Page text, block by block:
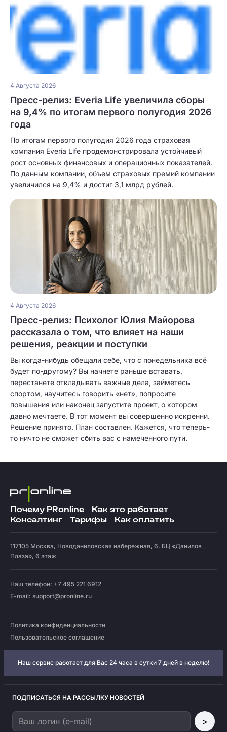
4 Августа 2026
Пресс-релиз: Everia Life увеличила сборы
на 9,4% по итогам первого полугодия 2026
года
По итогам первого полугодия 2026 года страховая
компания Everia Life продемонстрировала устойчивый
рост основных финансовых и операционных показателей.
По данным компании, объем страховых премий компании
увеличился на 9,4% и достиг 3,1 млрд рублей.
4 Августа 2026
Пресс-релиз: Психолог Юлия Майорова
рассказала о том, что влияет на наши
решения, реакции и поступки
Вы когда-нибудь обещали себе, что с понедельника всё
будет по-другому? Вы начнете раньше вставать,
перестанете откладывать важные дела, займетесь
спортом, научитесь говорить «нет», попросите
повышения или наконец запустите проект, о котором
давно мечтаете. В тот момент вы совершенно искренни.
Решение принято. План составлен. Кажется, что теперь-
то ничто не сможет сбить вас с намеченного пути.
Почему PRonline
Как это работает
Консалтинг
Тарифы Как оплатить
117105 Москва, Новоданиловская набережная, 6, БЦ «Данилов
Плаза», 6 этаж
Наш телефон: +7 495 221 6912
E-mail: support@pronline.ru
Политика конфиденциальности
Пользовательское соглашение
Наш сервис работает для Вас 24 часа в сутки 7 дней в неделю!
ПОДПИСАТЬСЯ НА РАССЫЛКУ НОВОСТЕЙ